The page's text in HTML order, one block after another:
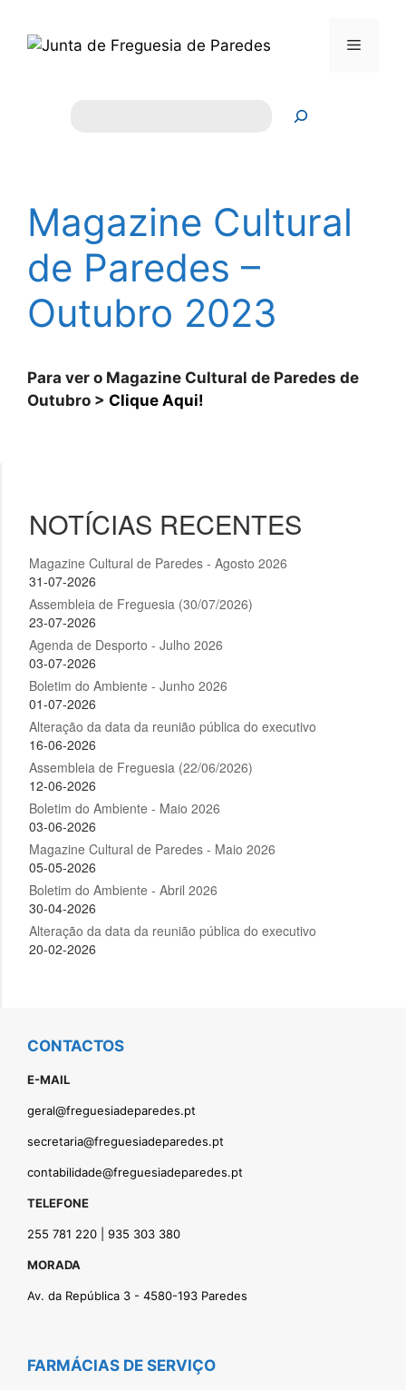
para
Menu
Magazine Cultural
de Paredes –
Outubro 2023
Para ver o Magazine Cultural de Paredes de
Outubro > Clique Aqui!
CONTACTOS
E-MAIL
geral@freguesiadeparedes.pt
secretaria@freguesiadeparedes.pt
contabilidade@freguesiadeparedes.pt
TELEFONE
255 781 220 | 935 303 380
MORADA
Av. da República 3 - 4580-193 Paredes
FARMÁCIAS DE SERVIÇO